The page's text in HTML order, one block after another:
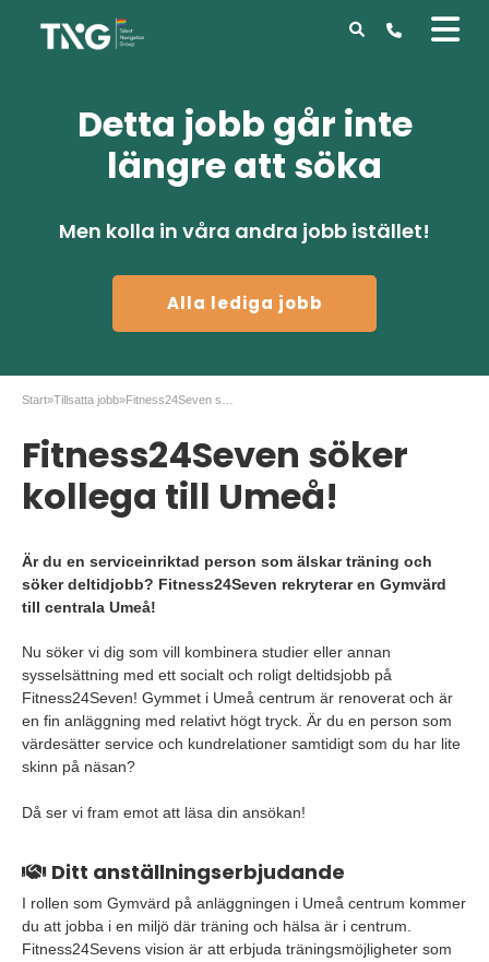
Detta jobb går inte
längre att söka
Men kolla in våra andra jobb istället!
Alla lediga jobb
Start»Tillsatta jobb»
Fitness24Seven söker
kollega till Umeå!
Är du en serviceinriktad person som älskar träning och
söker deltidjobb? Fitness24Seven rekryterar en Gymvärd
till centrala Umeå!
Nu söker vi dig som vill kombinera studier eller annan
sysselsättning med ett socialt och roligt deltidsjobb på
Fitness24Seven! Gymmet i Umeå centrum är renoverat och är
en fin anläggning med relativt högt tryck. Är du en person som
värdesätter service och kundrelationer samtidigt som du har lite
skinn på näsan?
Då ser vi fram emot att läsa din ansökan!
Ditt anställningserbjudande
I rollen som Gymvärd på anläggningen i Umeå centrum kommer
du att jobba i en miljö där träning och hälsa är i centrum.
Fitness24Sevens vision är att erbjuda träningsmöjligheter som